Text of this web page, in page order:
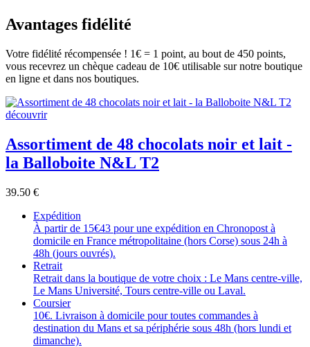
Avantages fidélité
Votre fidélité récompensée ! 1€ = 1 point, au bout de 450 points,
vous recevrez un chèque cadeau de 10€ utilisable sur notre boutique
en ligne et dans nos boutiques.
découvrir
Assortiment de 48 chocolats noir et lait -
la Balloboite N&L T2
39.50 €
Expédition
À partir de 15€43 pour une expédition en Chronopost à
domicile en France métropolitaine (hors Corse) sous 24h à
48h (jours ouvrés).
Retrait
Retrait dans la boutique de votre choix : Le Mans centre-ville,
Le Mans Université, Tours centre-ville ou Laval.
Coursier
10€. Livraison à domicile pour toutes commandes à
destination du Mans et sa périphérie sous 48h (hors lundi et
dimanche).